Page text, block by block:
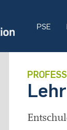
PSE